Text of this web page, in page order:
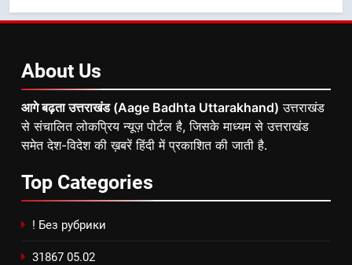
About Us
आगे बढ़ता उत्तराखंड (Aage Badhta Uttarakhand) उत्तराखंड
से संचालित लोकप्रिय न्यूज़ पोर्टल है, जिसके माध्यम से उत्तराखंड
समेत देश-विदेश की ख़बरें हिंदी में प्रकाशित की जाती है.
Top Categories
! Без рубрики
31867 05.02